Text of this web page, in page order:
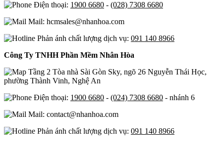
Điện thoại: 1900 6680 - (028) 7308 6680
Mail: hcmsales@nhanhoa.com
Phản ánh chất lượng dịch vụ: 091 140 8966
Công Ty TNHH Phần Mềm Nhân Hòa
Tầng 2 Tòa nhà Sài Gòn Sky, ngõ 26 Nguyễn Thái Học,
phường Thành Vinh, Nghệ An
Điện thoại: 1900 6680 - (024) 7308 6680 - nhánh 6
Mail: contact@nhanhoa.com
Phản ánh chất lượng dịch vụ: 091 140 8966